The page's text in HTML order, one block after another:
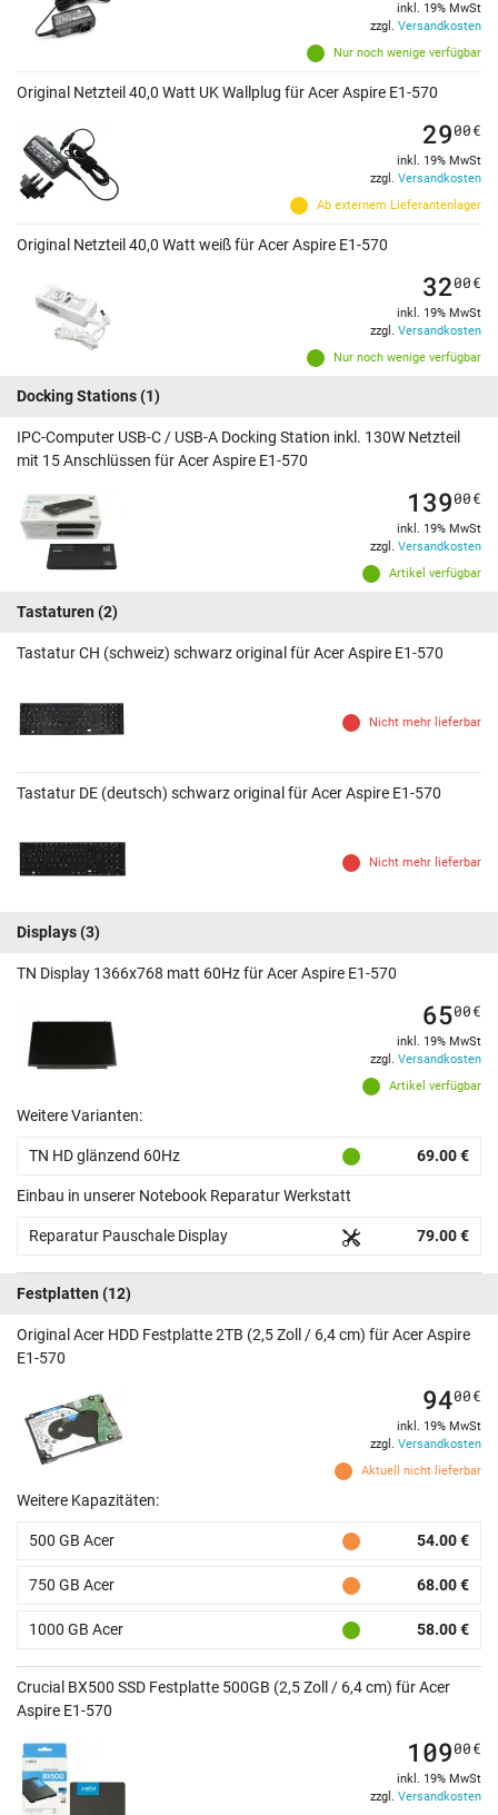
Nur noch wenige verfügbar
inkl. 19% MwSt
zzgl. Versandkosten
Original Netzteil 40,0 Watt UK Wallplug für Acer Aspire E1-570
Ab externem Lieferantenlager
2900€
inkl. 19% MwSt
zzgl. Versandkosten
Original Netzteil 40,0 Watt weiß für Acer Aspire E1-570
Nur noch wenige verfügbar
3200€
inkl. 19% MwSt
zzgl. Versandkosten
Docking Stations(1)
IPC-Computer USB-C / USB-A Docking Station inkl. 130W Netzteil
mit 15 Anschlüssen für Acer Aspire E1-570
Artikel verfügbar
13900€
inkl. 19% MwSt
zzgl. Versandkosten
Tastaturen (2)
Tastatur CH (schweiz) schwarz original für Acer Aspire E1-570
Nicht mehr lieferbar
Tastatur DE (deutsch) schwarz original für Acer Aspire E1-570
Nicht mehr lieferbar
Displays(3)
TN Display 1366x768 matt 60Hz für Acer Aspire E1-570
Artikel verfügbar
6500€
inkl. 19% MwSt
zzgl. Versandkosten
Weitere Varianten:
TN HD glänzend 60Hz 69.00 €
Einbau in unserer Notebook Reparatur Werkstatt
Reparatur Pauschale Display 79.00 €
Festplatten (12)
Original Acer HDD Festplatte 2TB (2,5 Zoll / 6,4 cm) für Acer Aspire
E1-570
Aktuell nicht lieferbar
9400€
inkl. 19% MwSt
zzgl. Versandkosten
Weitere Kapazitäten:
500 GB Acer 54.00 €
750 GB Acer 68.00 €
1000 GB Acer 58.00 €
Crucial BX500 SSD Festplatte 500GB (2,5 Zoll / 6,4 cm) für Acer
Aspire E1-570
10900€
inkl. 19% MwSt
zzgl. Versandkosten